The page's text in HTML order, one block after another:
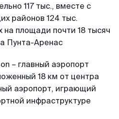
117 тыс., вместе с
районов 124 тыс.
площади почти 18 тысяч
Пунта-Аренас
– главный аэропорт
18 км от центра
аэропорт, играющий
инфраструктуре